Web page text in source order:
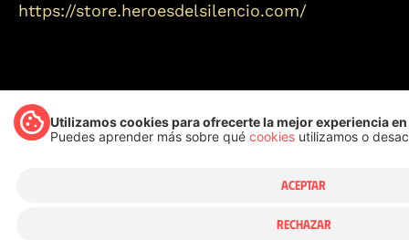
https://store.heroesdelsilencio.com/
Utilizamos cookies para ofrecerte la mejor experiencia
Puedes aprender más sobre qué cookies utilizamos o
ACEPTAR
RECHAZAR